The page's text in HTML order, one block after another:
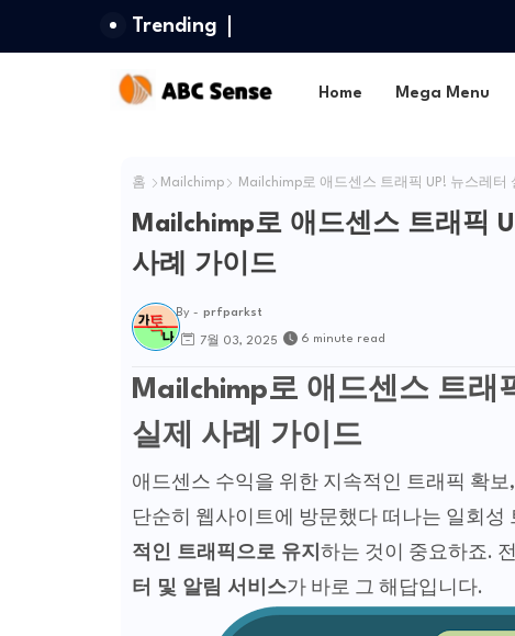
Trending
Home Mega Menu
홈 Mailchimp Mailchimp로 애드센스 트래픽 UP! 뉴스레
Mailchimp로 애드센스 트래픽
사례 가이드
By - prfparkst
7월 03, 2025 6 minute read
Mailchimp로 애드센스 트래
실제 사례 가이드
애드센스 수익을 위한 지속적인 트래픽 확보
단순히 웹사이트에 방문했다 떠나는 일회성
적인 트래픽으로 유지 하는 것이 중요하죠.
터 및 알림 서비스가 바로 그 해답입니다.